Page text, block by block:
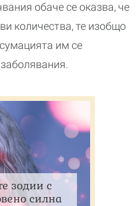
обаче се оказва, че
количества, те изобщо
им се
зодии с
силна